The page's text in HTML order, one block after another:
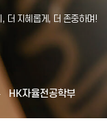
HK자율전공학부